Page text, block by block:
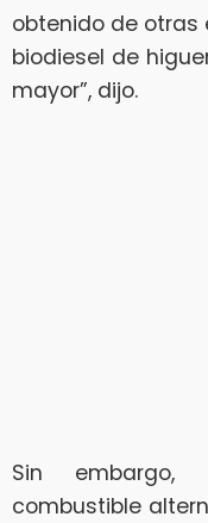
obtenido de otras
biodiesel de
mayor”, dijo.
Sin
combustible